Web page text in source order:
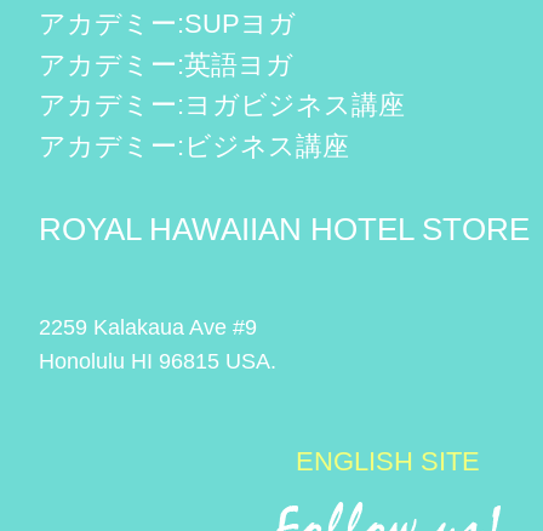
アカデミー:SUPヨガ
アカデミー:英語ヨガ
アカデミー:ヨガビジネス講座
アカデミー:ビジネス講座
ROYAL HAWAIIAN HOTEL STORE
2259 Kalakaua Ave #9
Honolulu HI 96815 USA.
ENGLISH SITE